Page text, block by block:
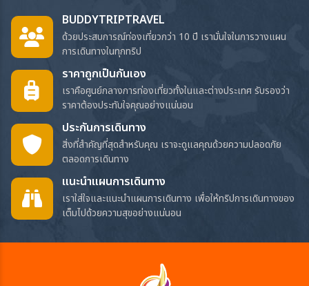
BUDDYTRIPTRAVEL
ด้วยประสบการณ์ท่องเที่ยวกว่า 10 ปี เรามั่นใจในการวางแผน
การเดินทางในทุกทริป
ราคาถูกเป็นกันเอง
เราคือศูนย์กลางการท่องเที่ยวทั้งในและต่างประเทศ รับรองว่า
ราคาต้องประทับใจคุณอย่างแน่นอน
ประกันการเดินทาง
สิ่งที่สำคัญที่สุดสำหรับคุณ เราจะดูแลคุณด้วยความปลอดภัย
ตลอดการเดินทาง
แนะนำแผนการเดินทาง
เราใส่ใจและแนะนำแผนการเดินทาง เพื่อให้ทริปการเดินทางของ
เต็มไปด้วยความสุขอย่างแน่นอน